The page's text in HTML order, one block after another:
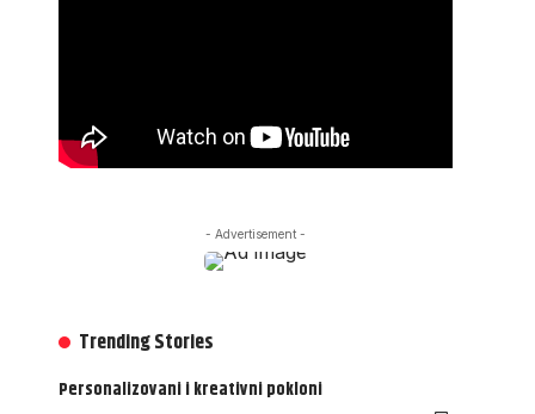
- Advertisement -
Trending Stories
Personalizovani i kreativni pokloni